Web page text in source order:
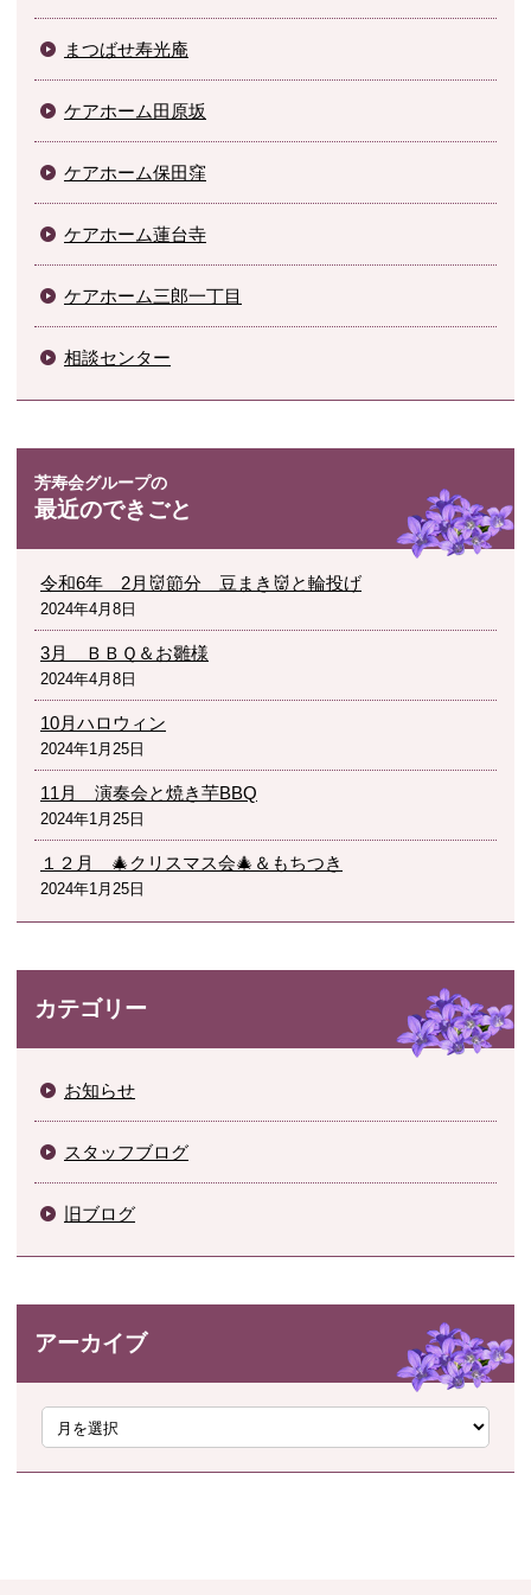
まつばせ寿光庵
ケアホーム田原坂
ケアホーム保田窪
ケアホーム蓮台寺
ケアホーム三郎一丁目
相談センター
最近のできごと
令和6年 2月👹節分 豆まき👹と輪投げ
2024年4月8日
3月 ＢＢＱ＆お雛様
2024年4月8日
10月ハロウィン
2024年1月25日
11月 演奏会と焼き芋BBQ
2024年1月25日
１２月 🎄クリスマス会🎄＆もちつき
2024年1月25日
カテゴリー
お知らせ
スタッフブログ
旧ブログ
アーカイブ